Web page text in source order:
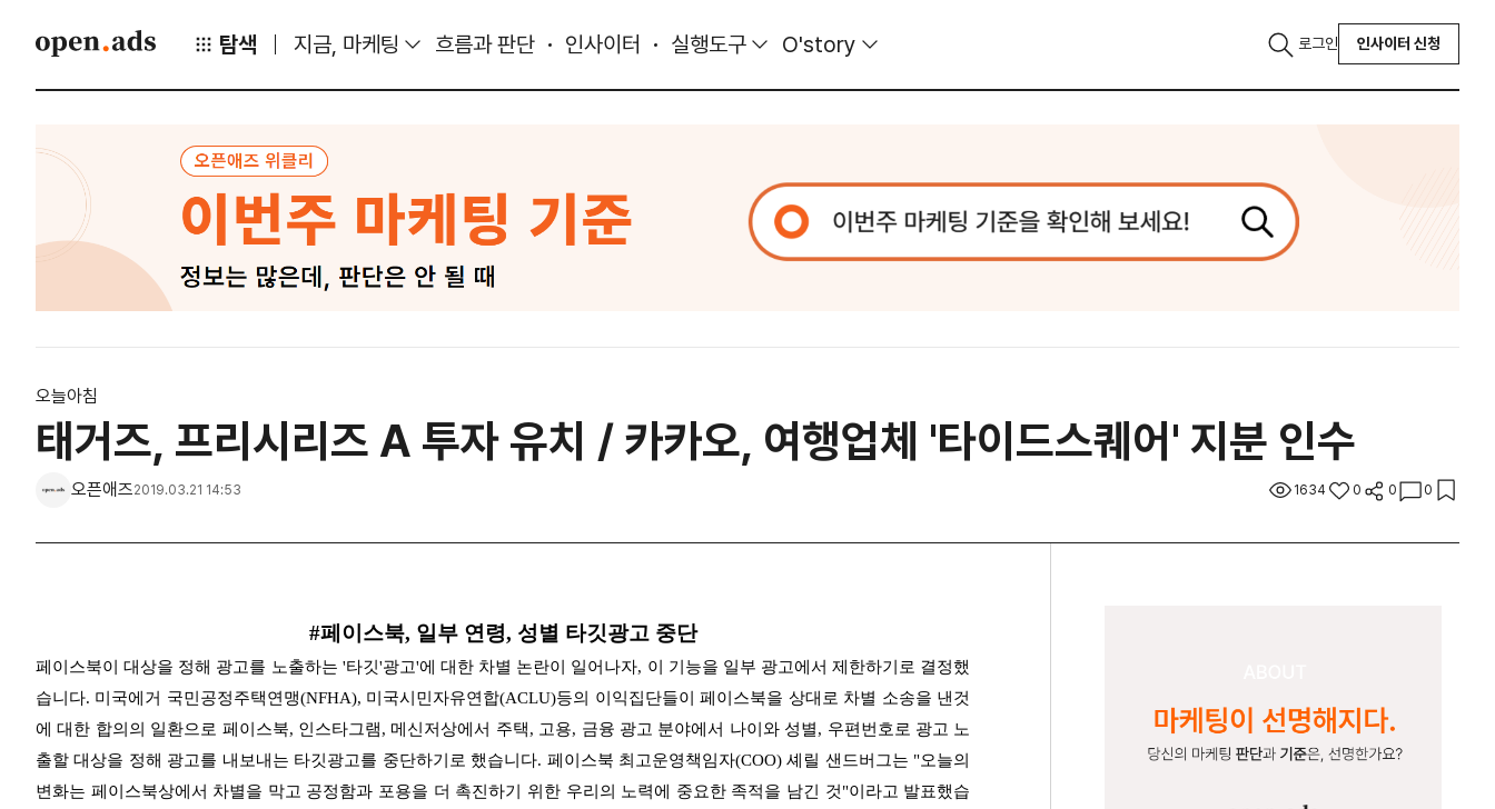
탐색 지금, 마케팅 흐름과 판단 인사이터 실행도구 O'story 로그인 인사이터 신청
오늘아침
태거즈, 프리시리즈 A 투자 유치 / 카카오, 여행업체 '타이드스퀘어' 지분 인수
오픈애즈2019.03.21 14:53 1634 0 0 0
#페이스북, 일부 연령, 성별 타깃광고 중단
페이스북이 대상을 정해 광고를 노출하는 '타깃'광고'에 대한 차별 논란이 일어나자, 이 기능을 일부 광고에서제한하기로 결정했
습니다. 미국에거 국민공정주택연맹(NFHA), 미국시민자유연합(ACLU)등의 이익집단들이 페이스북을 상대로 차별 소송을 낸것
에 대한 합의의 일환으로 페이스북, 인스타그램, 메신저상에서 주택, 고용, 금융 광고 분야에서 나이와 성별, 우편번호로 광고 노
출할 대상을 정해 광고를 내보내는 타깃광고를 중단하기로 했습니다. 페이스북 최고운영책임자(COO) 셰릴 샌드버그는 "오늘의
변화는 페이스북상에서 차별을 막고 공정함과 포용을 더 촉진하기 위한 우리의 노력에 중요한 족적을 남긴 것"이라고 발표했습